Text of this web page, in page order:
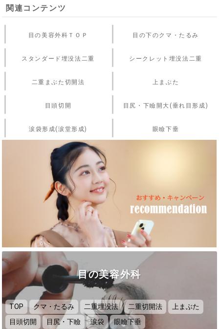
関連コンテンツ
目の美容外科ＴＯＰ 目の下のクマ・たるみ
スタンダード埋没法二重 シークレット埋没法二重
二重まぶた切開法 上まぶた
目頭切開 目尻・下瞼開大(垂れ目形成)
涙袋形成(涙堂形成) 眼瞼下垂
目の美容外科
TOP クマ・たるみ 二重埋没法 二重切開法
上まぶた
目頭切開
目尻・下瞼 涙袋 眼瞼下垂